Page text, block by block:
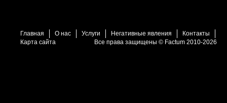
Главная О нас Услуги Негативные явления
Контакты
Карта сайта
Все права защищены © Factum 2010-2026